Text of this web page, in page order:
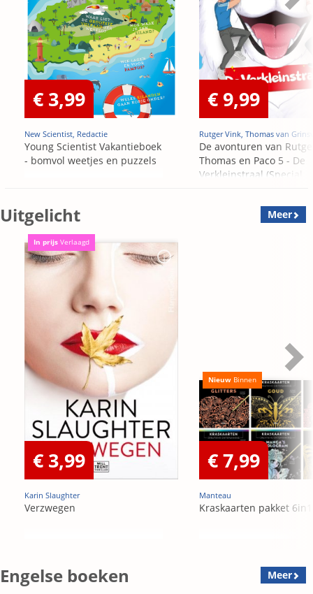
€ 3,99
New Scientist, Redactie
Young Scientist Vakantieboek
- bomvol weetjes en puzzels
€ 9,99
Rutger Vink, Thomas van
De avonturen van
Thomas en Paco 5 - De
Verkleinstraal (Special
Uitgelicht Meer
In prijs Verlaagd
€ 3,99
Karin Slaughter
Verzwegen
Nieuw Binnen
€ 7,99
Manteau
Kraskaarten pakket 6in1
Engelse boeken Meer